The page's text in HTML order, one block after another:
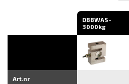
DBBWAS-
3000kg
Art.nr